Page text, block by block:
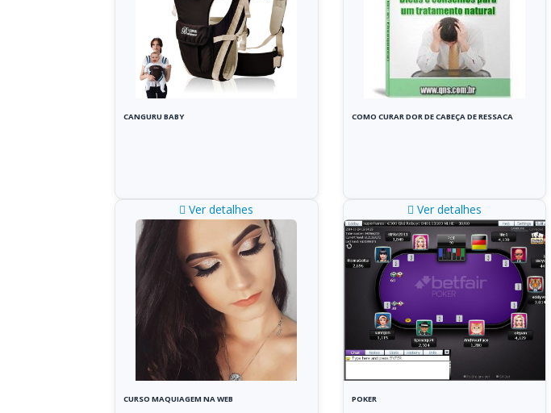
CANGURU BABY COMO CURAR DOR DE CABEÇA DE RESSACA
Ver detalhes
CURSO MAQUIAGEM NA WEB
Ver detalhes
POKER